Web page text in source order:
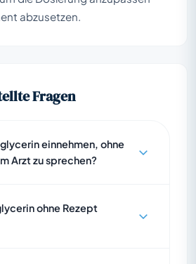
abzusetzen.
Fragen
einnehmen, ohne
Arzt zu sprechen?
ohne Rezept